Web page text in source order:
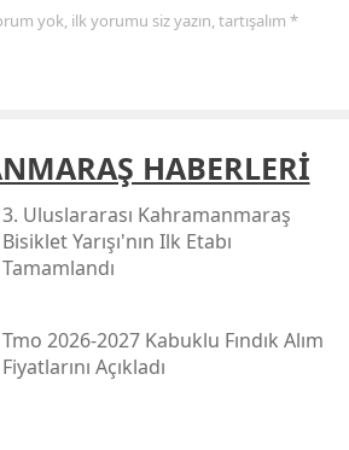
yok, ilk yorumu siz yazın, tartışalım *
HABERLERİ
3. Uluslararası Kahramanmaraş
Bisiklet Yarışı'nın Ilk Etabı
Tamamlandı
Tmo 2026-2027 Kabuklu Fındık Alım
Fiyatlarını Açıkladı